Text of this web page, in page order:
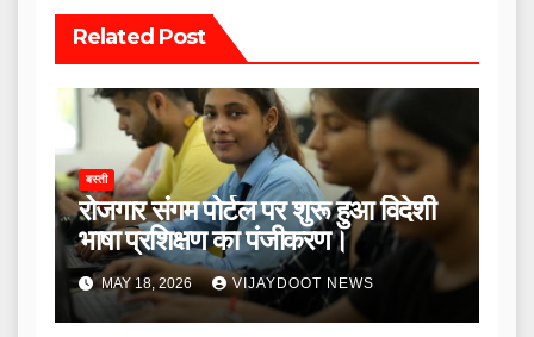
Related Post
बस्ती
रोजगार संगम पोर्टल पर शुरू हुआ विदेशी
भाषा प्रशिक्षण का पंजीकरण।
MAY 18, 2026 VIJAYDOOT NEWS